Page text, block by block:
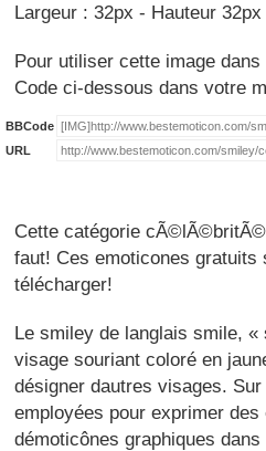
Largeur : 32px - Hauteur 32px
Pour utiliser cette image
Code ci-dessous dans votre
BBCode
URL
Cette catégorie
faut! Ces emoticones
télécharger!
Le smiley de langlais smile,
visage souriant coloré en
désigner dautres visages.
employées pour exprimer
démoticônes graphiques